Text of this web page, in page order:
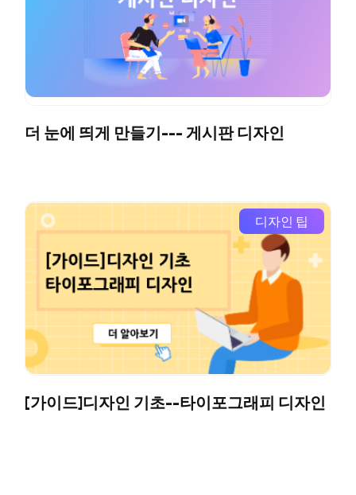
더 눈에 띄게 만들기--- 게시판 디자인
디자인 팁
[가이드]디자인 기초--타이포그래피 디자인